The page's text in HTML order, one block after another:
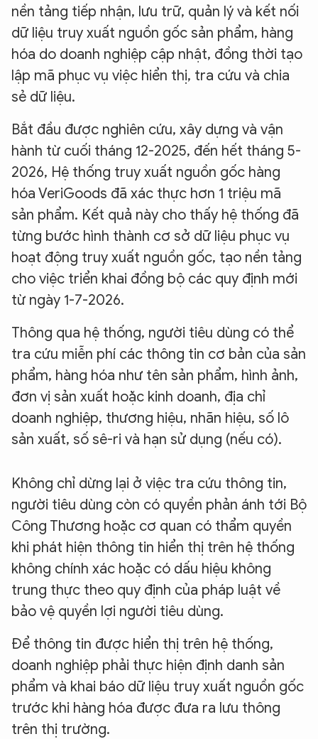
nền tảng tiếp nhận, lưu trữ, quản lý và kết nối
dữ liệu truy xuất nguồn gốc sản phẩm, hàng
hóa do doanh nghiệp cập nhật, đồng thời tạo
lập mã phục vụ việc hiển thị, tra cứu và chia
sẻ dữ liệu.
Bắt đầu được nghiên cứu, xây dựng và vận
hành từ cuối tháng 12-2025, đến hết tháng 5-
2026, Hệ thống truy xuất nguồn gốc hàng
hóa VeriGoods đã xác thực hơn 1 triệu mã
sản phẩm. Kết quả này cho thấy hệ thống đã
từng bước hình thành cơ sở dữ liệu phục vụ
hoạt động truy xuất nguồn gốc, tạo nền tảng
cho việc triển khai đồng bộ các quy định mới
từ ngày 1-7-2026.
Thông qua hệ thống, người tiêu dùng có thể
tra cứu miễn phí các thông tin cơ bản của sản
phẩm, hàng hóa như tên sản phẩm, hình ảnh,
đơn vị sản xuất hoặc kinh doanh, địa chỉ
doanh nghiệp, thương hiệu, nhãn hiệu, số lô
sản xuất, số sê-ri và hạn sử dụng (nếu có).
Không chỉ dừng lại ở việc tra cứu thông tin,
người tiêu dùng còn có quyền phản ánh tới Bộ
Công Thương hoặc cơ quan có thẩm quyền
khi phát hiện thông tin hiển thị trên hệ thống
không chính xác hoặc có dấu hiệu không
trung thực theo quy định của pháp luật về
bảo vệ quyền lợi người tiêu dùng.
Để thông tin được hiển thị trên hệ thống,
doanh nghiệp phải thực hiện định danh sản
phẩm và khai báo dữ liệu truy xuất nguồn gốc
trước khi hàng hóa được đưa ra lưu thông
trên thị trường.